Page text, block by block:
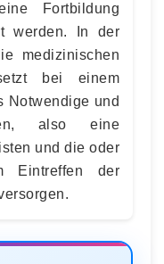
Fortbildung
werden. In der
medizinischen
bei einem
Notwendige und
also eine
und die oder
Eintreffen der